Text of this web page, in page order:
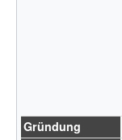
Gründung